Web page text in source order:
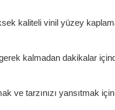
kaliteli vinil yüzey
kalmadan dakikalar
ve tarzınızı yansıtmak